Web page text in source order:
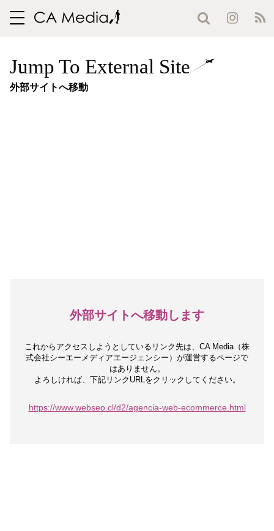
toggle
Jump To External Site
外部サイトへ移動
外部サイトへ移動します
これからアクセスしようとしているリンク先は、 CA Media（株
式会社シーエーメディアエージェンシー）が運営するページで
はありません。
よろしければ、下記リンクURLをクリックしてください。
https://www.webseo.cl/d2/agencia-web-ecommerce.html